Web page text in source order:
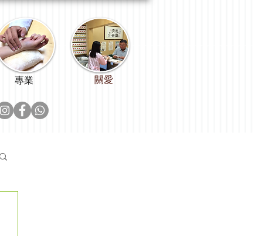
專業 關愛